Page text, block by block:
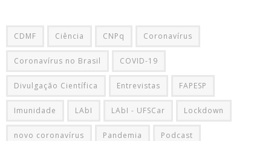
CDMF Ciência CNPq Coronavírus
Coronavírus no Brasil COVID-19
Divulgação Científica Entrevistas FAPESP
Imunidade LAbI LAbI - UFSCar Lockdown
novo coronavírus Pandemia Podcast